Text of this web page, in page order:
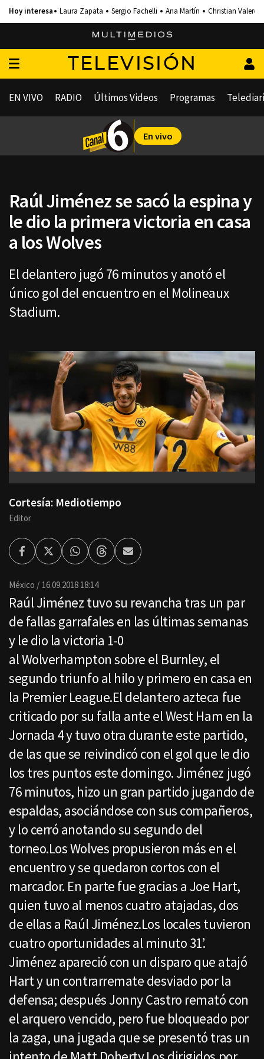
Laura Zapata Sergio Fachelli Ana Martín Christian Valero
TELEVISIÓN
EN VIVO RADIO Últimos Videos Programas
En vivo
Raúl Jiménez se sacó la espina y
le dio la primera victoria en casa
a los Wolves
El delantero jugó 76 minutos y anotó el
único gol del encuentro en el Molineaux
Stadium.
Cortesía: Mediotiempo
Editor
FacebookTwitterWhatsappThreadsEnviar
por
México 16.09.2018 18:14
Raúl Jiménez tuvo su revancha tras un par
de fallas garrafales en las últimas semanas
y le dio la victoria 1-0
al Wolverhampton sobre el Burnley, el
segundo triunfo al hilo y primero en casa en
la Premier League.El delantero azteca fue
criticado por su falla ante el West Ham en la
Jornada 4 y tuvo otra durante este partido,
de las que se reivindicó con el gol que le dio
los tres puntos este domingo. Jiménez jugó
76 minutos, hizo un gran partido jugando de
espaldas, asociándose con sus compañeros,
y lo cerró anotando su segundo del
torneo.Los Wolves propusieron más en el
encuentro y se quedaron cortos con el
marcador. En parte fue gracias a Joe Hart,
quien tuvo al menos cuatro atajadas, dos
de ellas a Raúl Jiménez.Los locales tuvieron
cuatro oportunidades al minuto 31’.
Jiménez apareció con un disparo que atajó
Hart y un contrarremate desviado por la
defensa; después Jonny Castro remató con
el arquero vencido, pero fue bloqueado por
la zaga, una jugada que se presentó tras un